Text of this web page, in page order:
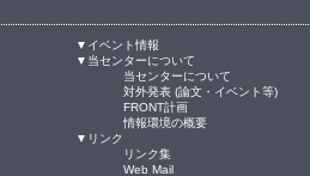
▼イベント情報
▼当センターについて
当センターについて
対外発表 (論文・イベント等)
FRONT計画
情報環境の概要
▼リンク
リンク集
Web Mail